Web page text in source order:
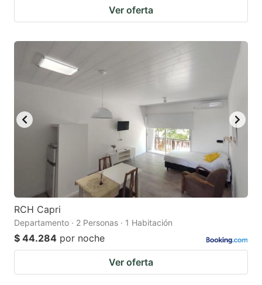
Ver oferta
RCH Capri
Departamento · 2 Personas · 1 Habitación
$ 44.284 por noche
Ver oferta